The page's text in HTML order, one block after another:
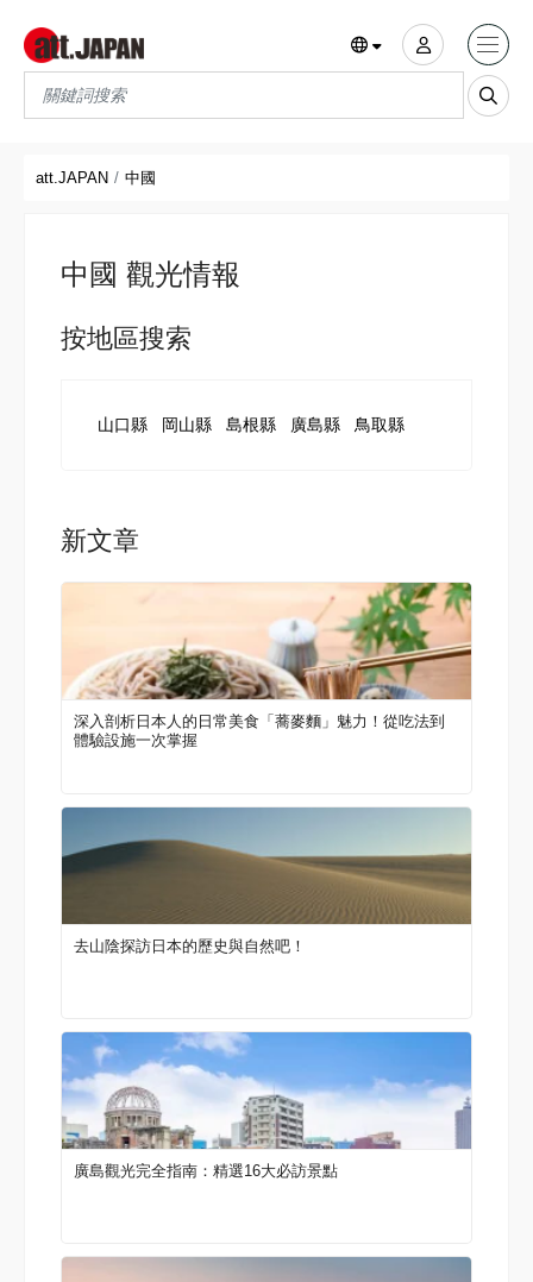
Translations title cont
att.JAPAN 中國
中國 觀光情報
按地區搜索
山口縣 岡山縣 島根縣 廣島縣 鳥取縣
新文章
深入剖析日本人的日常美食「蕎麥麵」魅力！從吃法到
體驗設施一次掌握
去山陰探訪日本的歷史與自然吧！
廣島觀光完全指南：精選16大必訪景點